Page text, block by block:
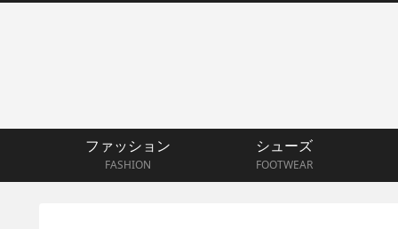
ファッション
FASHION
シューズ
FOOTWEAR